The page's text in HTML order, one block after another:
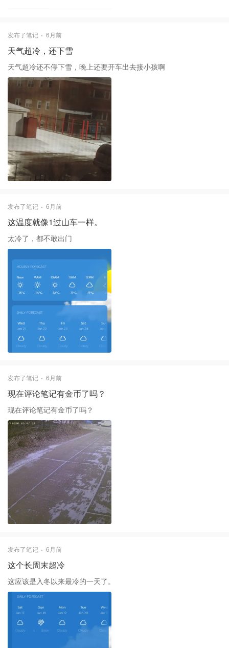
发布了笔记 6月前
天气超冷，还下雪
天气超冷还不停下雪，晚上还要开车出去接小孩啊
发布了笔记 6月前
这温度就像1过山车一样。
太冷了，都不敢出门
发布了笔记 6月前
现在评论笔记有金币了吗？
现在评论笔记有金币了吗？
发布了笔记 6月前
这个长周末超冷
这应该是入冬以来最冷的一天了。